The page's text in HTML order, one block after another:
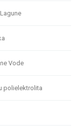
Vode
polielektrolita